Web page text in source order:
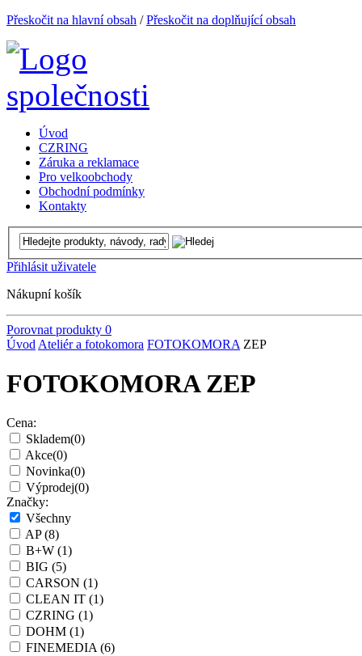
Přeskočit na hlavní obsah /Přeskočit na doplňující obsah
Úvod
CZRING
Záruka a reklamace
Pro velkoobchody
Obchodní podmínky
Kontakty
Přihlásit uživatele
Nákupní košík
Porovnat produkty 0
Úvod Ateliér a fotokomora FOTOKOMORA ZEP
FOTOKOMORA ZEP
Cena:
Skladem(0)
Akce(0)
Novinka(0)
Výprodej(0)
Značky:
Všechny
AP(8)
B+W (1)
BIG (5)
CARSON (1)
CLEAN IT (1)
CZRING (1)
DOHM (1)
FINEMEDIA(6)